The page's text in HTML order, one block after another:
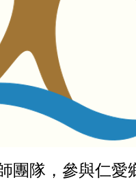
團隊，參與仁